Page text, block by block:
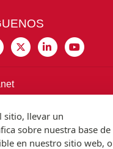
con el IBE
sitio, llevar un
sobre nuestra base de
en nuestro sitio web, o